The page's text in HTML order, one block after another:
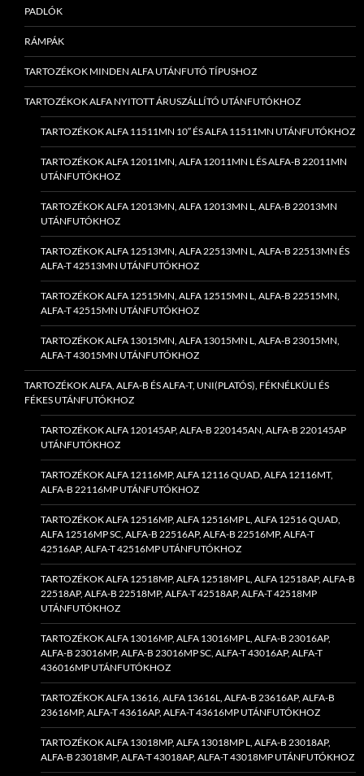
PADLÓK
RÁMPÁK
TARTOZÉKOK MINDEN ALFA UTÁNFUTÓ TÍPUSHOZ
TARTOZÉKOK ALFA NYITOTT ÁRUSZÁLLÍTÓ UTÁNFUTÓKHOZ
TARTOZÉKOK ALFA 11511MN 10″ ÉS ALFA 11511MN UTÁNFUTÓKHOZ
TARTOZÉKOK ALFA 12011MN, ALFA 12011MN L ÉS ALFA-B 22011MN
UTÁNFUTÓKHOZ
TARTOZÉKOK ALFA 12013MN, ALFA 12013MN L, ALFA-B 22013MN
UTÁNFUTÓKHOZ
TARTOZÉKOK ALFA 12513MN, ALFA 22513MN L, ALFA-B 22513MN ÉS
ALFA-T 42513MN UTÁNFUTÓKHOZ
TARTOZÉKOK ALFA 12515MN, ALFA 12515MN L, ALFA-B 22515MN,
ALFA-T 42515MN UTÁNFUTÓKHOZ
TARTOZÉKOK ALFA 13015MN, ALFA 13015MN L, ALFA-B 23015MN,
ALFA-T 43015MN UTÁNFUTÓKHOZ
TARTOZÉKOK ALFA, ALFA-B ÉS ALFA-T, UNI(PLATÓS), FÉKNÉLKÜLI ÉS
FÉKES UTÁNFUTÓKHOZ
TARTOZÉKOK ALFA 120145AP, ALFA-B 220145AN, ALFA-B 220145AP
UTÁNFUTÓKHOZ
TARTOZÉKOK ALFA 12116MP, ALFA 12116 QUAD, ALFA 12116MT,
ALFA-B 22116MP UTÁNFUTÓKHOZ
TARTOZÉKOK ALFA 12516MP, ALFA 12516MP L, ALFA 12516 QUAD,
ALFA 12516MP SC, ALFA-B 22516AP, ALFA-B 22516MP, ALFA-T
42516AP, ALFA-T 42516MP UTÁNFUTÓKHOZ
TARTOZÉKOK ALFA 12518MP, ALFA 12518MP L, ALFA 12518AP, ALFA-B
22518AP, ALFA-B 22518MP, ALFA-T 42518AP, ALFA-T 42518MP
UTÁNFUTÓKHOZ
TARTOZÉKOK ALFA 13016MP, ALFA 13016MP L, ALFA-B 23016AP,
ALFA-B 23016MP, ALFA-B 23016MP SC, ALFA-T 43016AP, ALFA-T
436016MP UTÁNFUTÓKHOZ
TARTOZÉKOK ALFA 13616, ALFA 13616L, ALFA-B 23616AP, ALFA-B
23616MP, ALFA-T 43616AP, ALFA-T 43616MP UTÁNFUTÓKHOZ
TARTOZÉKOK ALFA 13018MP, ALFA 13018MP L, ALFA-B 23018AP,
ALFA-B 23018MP, ALFA-T 43018AP, ALFA-T 43018MP UTÁNFUTÓKHOZ